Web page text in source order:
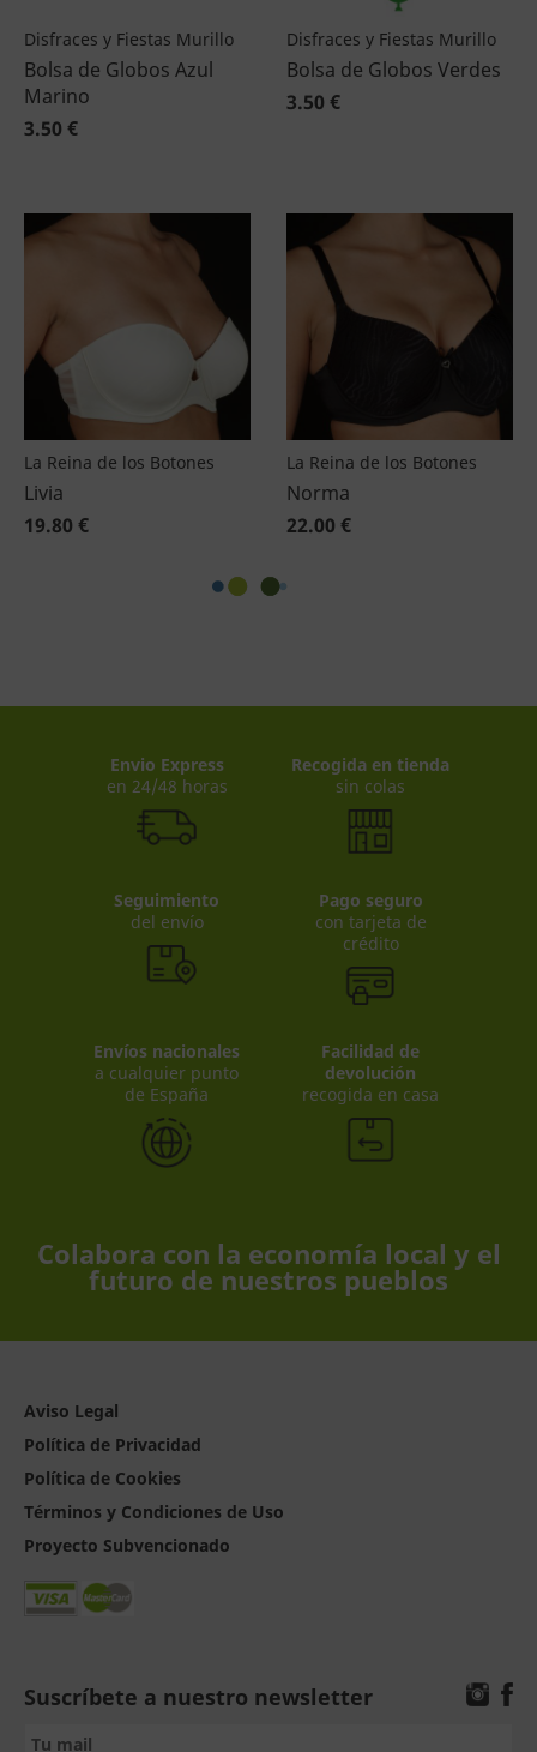
Disfraces y Fiestas Murillo
Bolsa de Globos Azul
Marino
3.50 €
Disfraces y Fiestas Murillo
Bolsa de Globos Verdes
3.50 €
La Reina de los Botones
Livia
19.80 €
La Reina de los Botones
Norma
22.00 €
Envio Express
en 24/48 horas
Recogida en tienda
sin colas
Seguimiento
del envío
Pago seguro
con tarjeta de
crédito
Envíos nacionales
a cualquier punto
de España
Facilidad de
devolución
recogida en casa
Colabora con la economía local y el
futuro de nuestros pueblos
Aviso Legal
Política de Privacidad
Política de Cookies
Términos y Condiciones de Uso
Proyecto Subvencionado
Suscríbete a nuestro newsletter